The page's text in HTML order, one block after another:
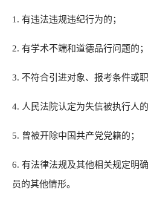
1. 有违法违规违纪行为的；
2. 有学术不端和道德品行问题的；
3. 不符合引进对象、报考条件或
4. 人民法院认定为失信被执行人的
5. 曾被开除中国共产党党籍的；
6. 有法律法规及其他相关规定明
员的其他情形。